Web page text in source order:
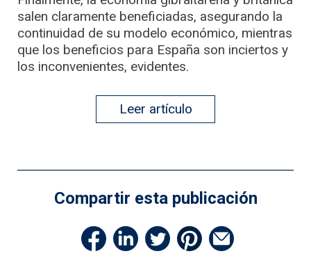
salen claramente beneficiadas, asegurando la
continuidad de su modelo económico, mientras
que los beneficios para España son inciertos y
los inconvenientes, evidentes.
Leer artículo
Compartir esta publicación